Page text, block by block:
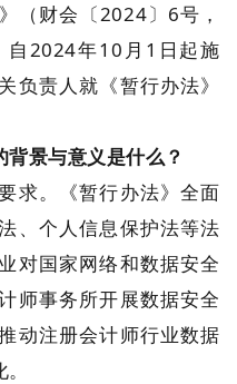
（财会〔2024〕6号，
自2024年10月1日起施
负责人就《暂行办法》
景与意义是什么？
求。《暂行办法》全面
、个人信息保护法等法
对国家网络和数据安全
师事务所开展数据安全
动注册会计师行业数据